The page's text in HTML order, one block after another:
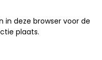
in deze browser voor de
plaats.